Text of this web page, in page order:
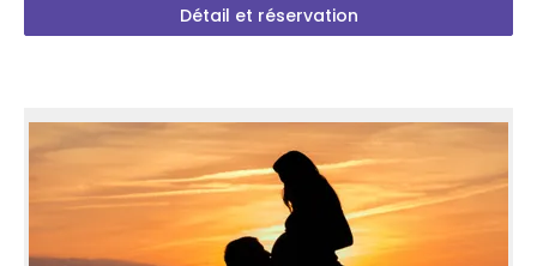
Détail et réservation